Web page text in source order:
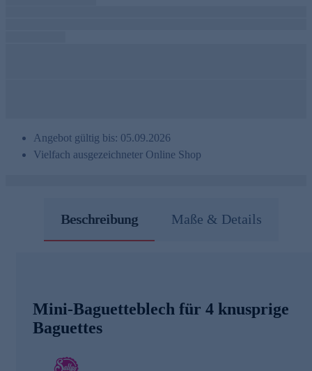
Angebot gültig bis: 05.09.2026
Vielfach ausgezeichneter Online Shop
Beschreibung Maße & Details
Mini-Baguetteblech für 4 knusprige
Baguettes